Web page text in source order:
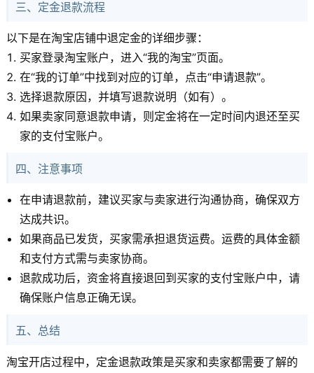
三、定金退款流程
以下是在淘宝店铺中退定金的详细步骤：
买家登录淘宝账户，进入“我的淘宝”页面。
在“我的订单”中找到对应的订单，点击“申请退款”。
选择退款原因，并填写退款说明（如有）。
如果卖家同意退款申请，则定金将在一定时间内退还至买
家的支付宝账户。
四、注意事项
在申请退款前，建议买家与卖家进行沟通协商，确保双方
达成共识。
如果商品已发货，买家需承担退货运费。运费的具体金额
和支付方式需与卖家协商。
退款成功后，资金将直接退回到买家的支付宝账户中，请
确保账户信息正确无误。
五、总结
淘宝开店过程中，定金退款政策是买家和卖家都需要了解的